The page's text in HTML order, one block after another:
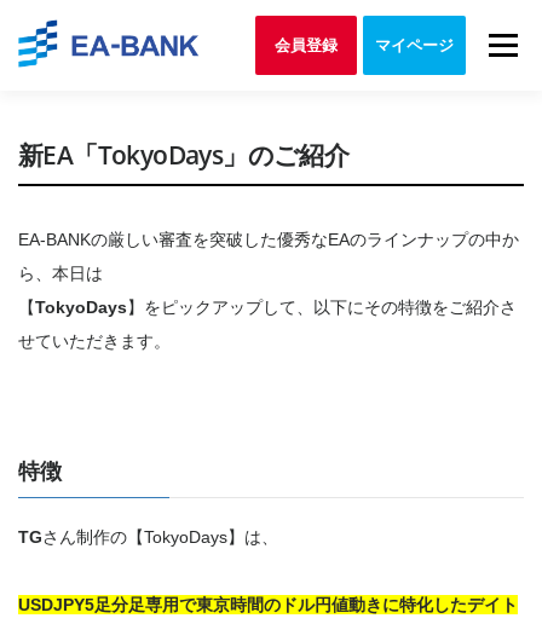
Menu
会員登録 マイページ
新EA「TokyoDays」のご紹介
EA-BANKの厳しい審査を突破した優秀なEAのラインナップの中か
ら、本日は
【TokyoDays】をピックアップして、以下にその特徴をご紹介さ
せていただきます。
特徴
TGさん制作の【TokyoDays】は、
USDJPY5足分足専用で東京時間のドル円値動きに特化したデイト